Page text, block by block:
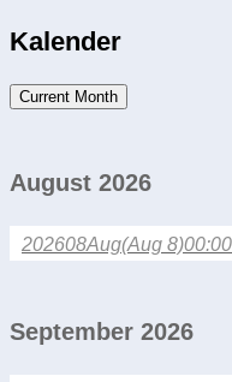
Kalender
Current Month
August 2026
202608Aug(Aug 8)00:00
September 2026